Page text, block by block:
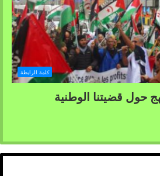
كلمة الرابطة
حول قضيتنا الوطنية